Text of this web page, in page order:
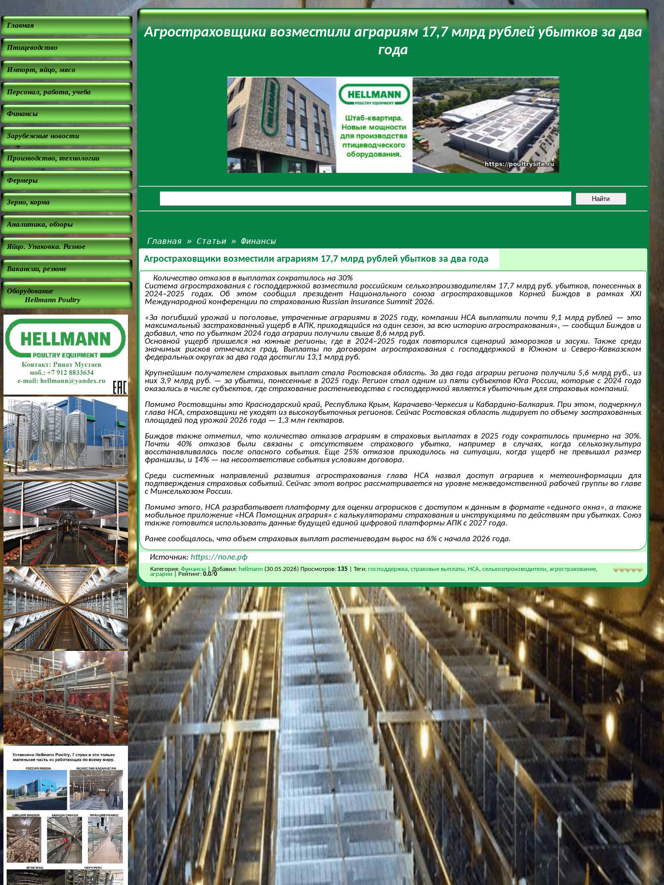
Главная
Птицеводство
Импорт, яйцо, мясо
Персонал, работа, учеба
Финансы
Зарубежные новости
Производство, технологии
Фермеры
Зерно, корма
Аналитика, обзоры
Яйцо. Упаковка. Разное
Вакансии, резюме
Оборудование
Hellmann Poultry
Агростраховщики возместили аграриям 17,7 млрд рублей убытков за два
года
Главная » Статьи »Финансы
Агростраховщики возместили аграриям 17,7 млрд рублей убытков за два года
Количество отказов в выплатах сократилось на 30%
Система агрострахования с господдержкой возместила российским сельхозпроизводителям 17,7 млрд руб. убытков, понесенных в
2024–2025 годах. Об этом сообщил президент Национального союза агростраховщиков Корней Биждов в рамках XXI
Международной конференции по страхованию Russian Insurance Summit 2026.
«За погибший урожай и поголовье, утраченные аграриями в 2025 году, компании НСА выплатили почти 9,1 млрд рублей — это
максимальный застрахованный ущерб в АПК, приходящийся на один сезон, за всю историю агрострахования», — сообщил Биждов и
добавил, что по убыткам 2024 года аграрии получили свыше 8,6 млрд руб.
Основной ущерб пришелся на южные регионы, где в 2024–2025 годах повторился сценарий заморозков и засухи. Также среди
значимых рисков отмечался град. Выплаты по договорам агрострахования с господдержкой в Южном и Северо-Кавказском
федеральных округах за два года достигли 13,1 млрд руб.
Крупнейшим получателем страховых выплат стала Ростовская область. За два года аграрии региона получили 5,6 млрд руб., из
них 3,9 млрд руб. — за убытки, понесенные в 2025 году. Регион стал одним из пяти субъектов Юга России, которые с 2024 года
оказались в числе субъектов, где страхование растениеводства с господдержкой является убыточным для страховых компаний.
Помимо Ростовщины это Краснодарский край, Республика Крым, Карачаево-Черкесия и Кабардино-Балкария. При этом, подчеркнул
глава НСА, страховщики не уходят из высокоубыточных регионов. Сейчас Ростовская область лидирует по объему застрахованных
площадей под урожай 2026 года — 1,3 млн гектаров.
Биждов также отметил, что количество отказов аграриям в страховых выплатах в 2025 году сократилось примерно на 30%.
Почти 40% отказов были связаны с отсутствием страхового убытка, например в случаях, когда сельхозкультура
восстанавливалась после опасного события. Еще 25% отказов приходилось на ситуации, когда ущерб не превышал размер
франшизы, и 14% — на несоответствие события условиям договора.
Среди системных направлений развития агрострахования глава НСА назвал доступ аграриев к метеоинформации для
подтверждения страховых событий. Сейчас этот вопрос рассматривается на уровне межведомственной рабочей группы во главе
с Минсельхозом России.
Помимо этого, НСА разрабатывает платформу для оценки агрорисков с доступом к данным в формате «единого окна», а также
мобильное приложение «НСА Помощник агрария» с калькуляторами страхования и инструкциями по действиям при убытках. Союз
также готовится использовать данные будущей единой цифровой платформы АПК с 2027 года.
Ранее сообщалось, что объем страховых выплат растениеводам вырос на 6% с начала 2026 года.
Источник: https://поле.рф
Категория: Финансы | Добавил: hellmann (30.05.2026) Просмотров: 135 | Теги: господдержка, страховые выплаты, НСА, сельхозпроизводители, агрострахование,
аграрии| Рейтинг: 0.0/0